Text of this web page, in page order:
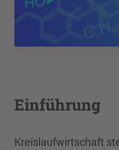
Einführung
Kreislaufwirtschaft